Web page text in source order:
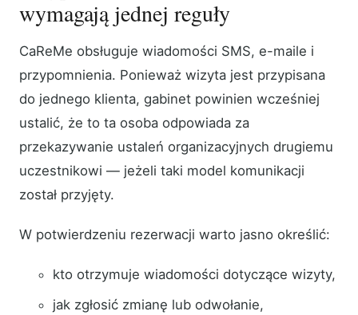
wymagają jednej reguły
CaReMe obsługuje wiadomości SMS, e-maile i
przypomnienia. Ponieważ wizyta jest przypisana
do jednego klienta, gabinet powinien wcześniej
ustalić, że to ta osoba odpowiada za
przekazywanie ustaleń organizacyjnych drugiemu
uczestnikowi — jeżeli taki model komunikacji
został przyjęty.
W potwierdzeniu rezerwacji warto jasno określić:
kto otrzymuje wiadomości dotyczące wizyty,
jak zgłosić zmianę lub odwołanie,